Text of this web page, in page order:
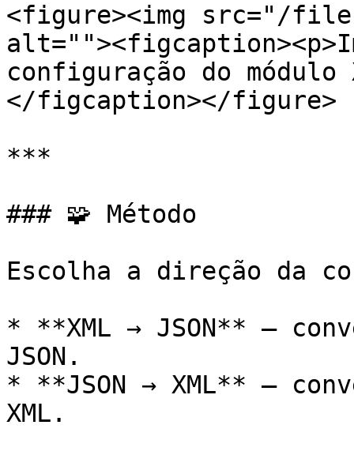
<figure><img src="/
configuração do módulo
</figcaption></figure>
***
### 🧩 Método
Escolha a direção da
* **XML → JSON** —
JSON.
* **JSON → XML** —
XML.